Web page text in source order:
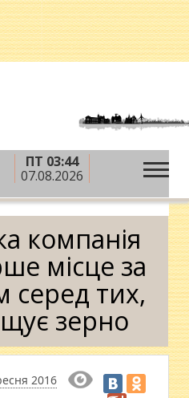
ПТ 03:44
07.08.2026
Гроші »Полтавська
за прибутком серед тих,
компанія
місце за
серед тих,
зерно
2016